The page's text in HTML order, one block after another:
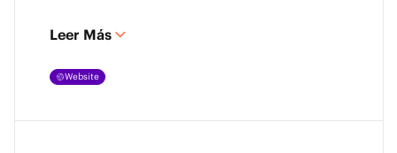
VMware. Jim también tiene títulos de la Universidad de
Marshall y de la Universidad de Maryland. Se le puede
@k00laidit
https://koolaid.info
Leer Más
Website